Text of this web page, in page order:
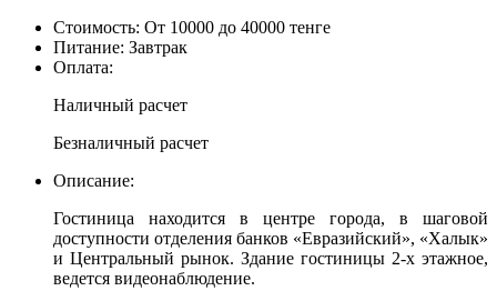
Стоимость: От 10000 до 40000 тенге
Питание: Завтрак
Оплата:
Наличный расчет
Безналичный расчет
Описание:
Гостиница находится в центре города, в шаговой
доступности отделения банков «Евразийский», «Халык»
и Центральный рынок. Здание гостиницы 2-х этажное,
ведется видеонаблюдение.